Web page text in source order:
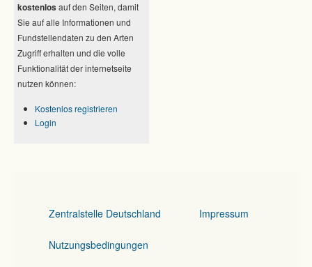
kostenlos auf den Seiten, damit
Sie auf alle Informationen und
Fundstellendaten zu den Arten
Zugriff erhalten und die volle
Funktionalität der internetseite
nutzen können:
Kostenlos registrieren
Login
Zentralstelle Deutschland Impressum
Nutzungsbedingungen